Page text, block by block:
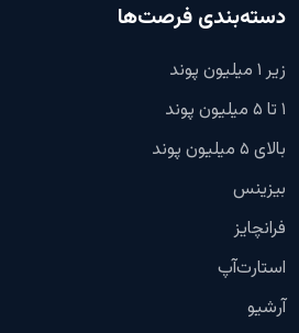
دسته‌بندی فرصت‌ها
زیر ۱ میلیون پوند
۱ تا ۵ میلیون پوند
بالای ۵ میلیون پوند
بیزینس
فرانچایز
استارت‌آپ
آرشیو